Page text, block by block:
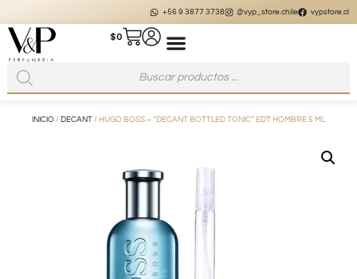
+56 9 3877 3738 @vyp_store.chile vypstore.cl
$0
INICIO / DECANT / HUGO BOSS – “DECANT BOTTLED TONIC” EDT HOMBRE 5 ML